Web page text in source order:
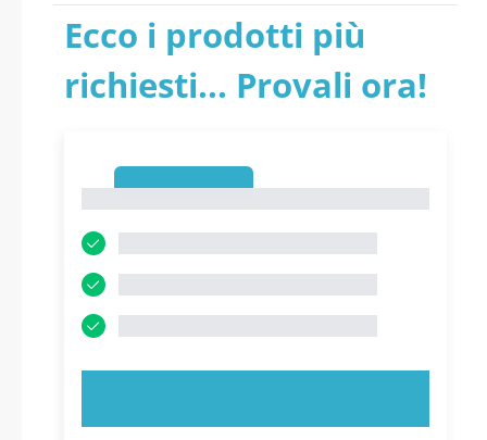
Ecco i prodotti più
richiesti... Provali ora!